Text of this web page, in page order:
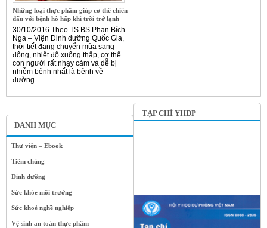
DANH MỤC
Thư viện – Ebook
Tiêm chủng
Dinh dưỡng
Sức khỏe môi trường
Sức khoẻ nghề nghiệp
Vệ sinh an toàn thực phẩm
Những loại thực phẩm giúp cơ thể chiến
đấu với bệnh hô hấp khi trời trở lạnh
30/10/2016 Theo TS.BS Phan Bích
Nga – Viện Dinh dưỡng Quốc Gia,
thời tiết đang chuyển mùa sang
đông, nhiệt độ xuống thấp, cơ thể
con người rất nhạy cảm và dễ bị
nhiễm bệnh nhất là bệnh về
đường...
TẠP CHÍ YHDP